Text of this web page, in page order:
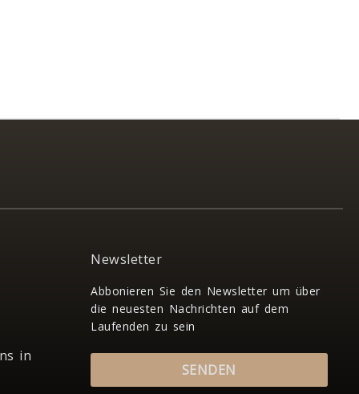
in
Newsletter
Abbonieren Sie den Newsletter um über
die neuesten Nachrichten auf dem
Laufenden zu sein
SENDEN